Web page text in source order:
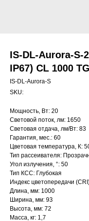
IS-DL-Aurora-S-
IP67) CL 1000 TG
IS-DL-Aurora-S
SKU:
Мощность, Вт: 20
Световой поток, лм: 1650
Световая отдача, лм/Вт: 83
Гарантия, мес.: 60
Цветовая температура, К:
Тип рассеивателя:
Угол излучения, °: 50
Тип КСС: Глубокая
Индекс цветопередачи
Длина, мм: 1000
Ширина, мм: 93
Высота, мм: 72
Масса, кг: 1,7